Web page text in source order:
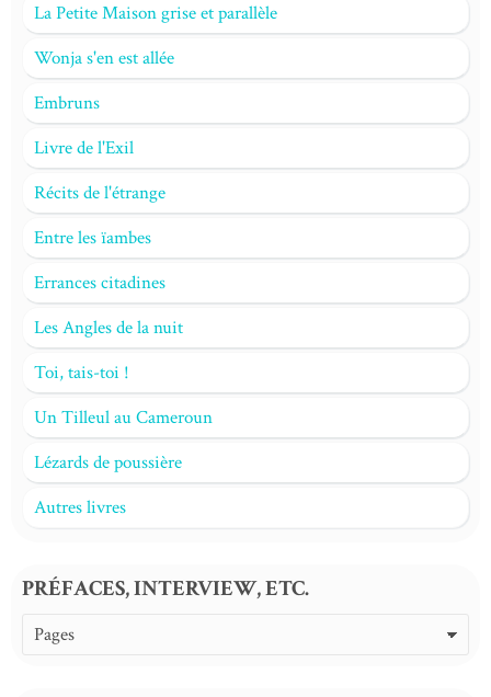
La Petite Maison grise et parallèle
Wonja s'en est allée
Embruns
Livre de l'Exil
Récits de l'étrange
Entre les ïambes
Errances citadines
Les Angles de la nuit
Toi, tais-toi !
Un Tilleul au Cameroun
Lézards de poussière
Autres livres
PRÉFACES, INTERVIEW, ETC.